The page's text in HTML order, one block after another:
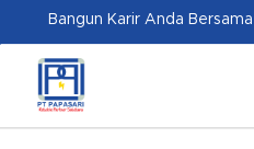
content
Bangun Karir Anda